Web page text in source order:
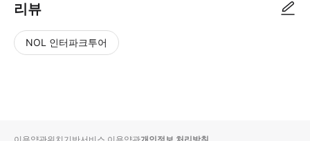
리뷰
NOL 인터파크투어